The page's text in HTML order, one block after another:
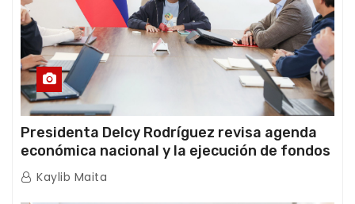
Presidenta Delcy Rodríguez revisa agenda
económica nacional y la ejecución de fondos
de emergencia post-sismos
Kaylib Maita